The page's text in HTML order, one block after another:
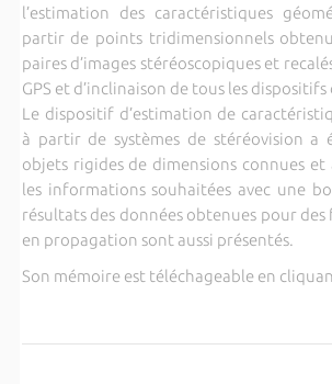
l’estimation des caractéristiques
partir de points tridimensionnels
paires d’images stéréoscopiques et
GPS et d’inclinaison de tous les dispositifs
Le dispositif d’estimation de
à partir de systèmes de stéréovision a
objets rigides de dimensions connues et
les informations souhaitées avec une
résultats des données obtenues pour
en propagation sont aussi présentés.
Son mémoire est téléchageable en